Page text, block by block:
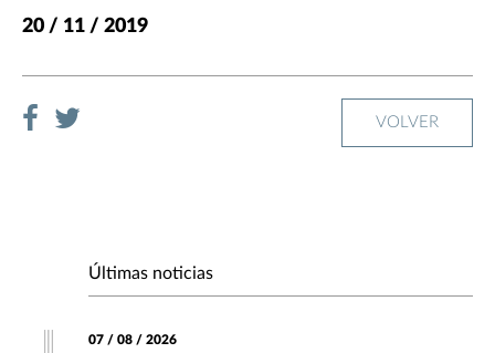
20 / 11 / 2019
VOLVER
Últimas noticias
07 / 08 / 2026